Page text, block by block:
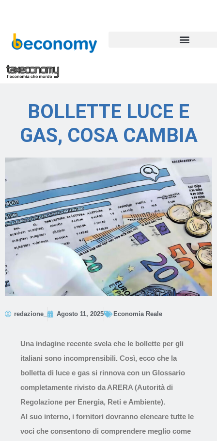
BOLLETTE LUCE E
GAS, COSA CAMBIA
redazione_ Agosto 11, 2025 Economia Reale
Una indagine recente svela che le bollette per gli
italiani sono incomprensibili. Così, ecco che la
bolletta di luce e gas si rinnova con un Glossario
completamente rivisto da ARERA (Autorità di
Regolazione per Energia, Reti e Ambiente).
Al suo interno, i fornitori dovranno elencare tutte le
voci che consentono di comprendere meglio come